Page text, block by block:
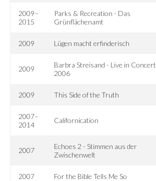
2009–
2015
Parks & Recreation - Das
Grünflächenamt
2009 Lügen macht erfinderisch
2009
Barbra Streisand - Live in Concert
2006
2009 This Side of the Truth
2007–
2014
Californication
2007
Echoes 2 - Stimmen aus der
Zwischenwelt
2007 For the Bible Tells Me So